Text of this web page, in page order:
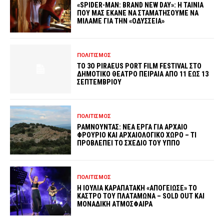
«SPIDER-MAN: BRAND NEW DAY»: Η ΤΑΙΝΙΑ
ΠΟΥ ΜΑΣ ΕΚΑΝΕ ΝΑ ΣΤΑΜΑΤΗΣΟΥΜΕ ΝΑ
ΜΙΛΑΜΕ ΓΙΑ ΤΗΝ «ΟΔΥΣΣΕΙΑ»
ΠΟΛΙΤΙΣΜΟΣ
ΤΟ 3O PIRAEUS PORT FILM FESTIVAL ΣΤΟ
ΔΗΜΟΤΙΚΟ ΘΕΑΤΡΟ ΠΕΙΡΑΙΑ ΑΠΟ 11 ΕΩΣ 13
ΣΕΠΤΕΜΒΡΙΟΥ
ΠΟΛΙΤΙΣΜΟΣ
ΡΑΜΝΟΥΝΤΑΣ: ΝΕΑ ΕΡΓΑ ΓΙΑ ΑΡΧΑΙΟ
ΦΡΟΥΡΙΟ ΚΑΙ ΑΡΧΑΙΟΛΟΓΙΚΟ ΧΩΡΟ – ΤΙ
ΠΡΟΒΛΕΠΕΙ ΤΟ ΣΧΕΔΙΟ ΤΟΥ ΥΠΠΟ
ΠΟΛΙΤΙΣΜΟΣ
Η ΙΟΥΛΙΑ ΚΑΡΑΠΑΤΑΚΗ «ΑΠΟΓΕΙΩΣΕ» ΤΟ
ΚΑΣΤΡΟ ΤΟΥ ΠΛΑΤΑΜΩΝΑ – SOLD OUT ΚΑΙ
ΜΟΝΑΔΙΚΗ ΑΤΜΟΣΦΑΙΡΑ